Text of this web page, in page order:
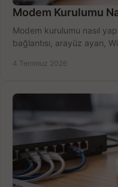
Modem Kurulumu
Modem kurulumu nasıl
bağlantısı, arayüz ayarı,
4 Temmuz 2026